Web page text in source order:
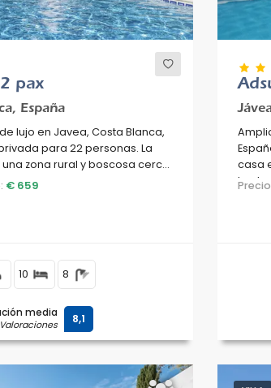
pax
España
lujo en Javea, Costa Blanca,
para 22 personas. La
zona rural y boscosa cerca
€ 659
10 8
media 8,1
casa
la